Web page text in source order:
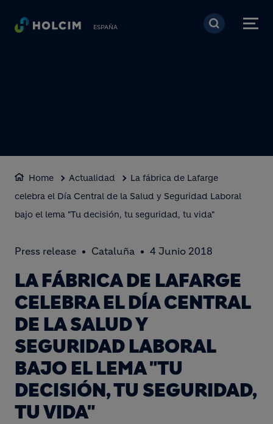
Pasar al contenido
ESPAÑA
Home Actualidad
La fábrica de Lafarge
celebra el Día Central de la Salud y Seguridad Laboral
bajo el lema "Tu decisión, tu seguridad, tu vida"
Press release Cataluña 4 Junio 2018
LA FÁBRICA DE LAFARGE
CELEBRA EL DÍA CENTRAL
DE LA SALUD Y
SEGURIDAD LABORAL
BAJO EL LEMA "TU
DECISIÓN, TU SEGURIDAD,
TU VIDA"